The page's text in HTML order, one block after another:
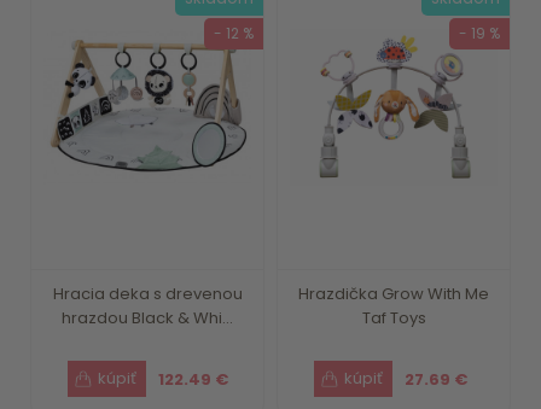
Hracia deka s drevenou
hrazdou Black & Whi...
122.49 €
- 12 %
Hrazdička Grow With Me
Taf Toys
27.69 €
- 19 %